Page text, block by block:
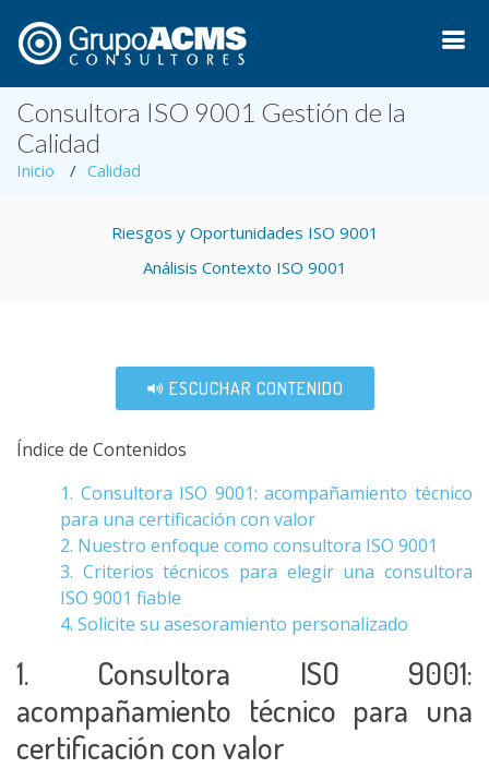
Consultora ISO 9001 Gestión de la
Calidad
Inicio Calidad
Riesgos y Oportunidades ISO 9001
Análisis Contexto ISO 9001
ESCUCHAR CONTENIDO
Índice de Contenidos
1. Consultora ISO 9001: acompañamiento técnico
para una certificación con valor
2. Nuestro enfoque como consultora ISO 9001
3. Criterios técnicos para elegir una consultora
ISO 9001 fiable
4. Solicite su asesoramiento personalizado
1. Consultora ISO 9001:
acompañamiento técnico para una
certificación con valor